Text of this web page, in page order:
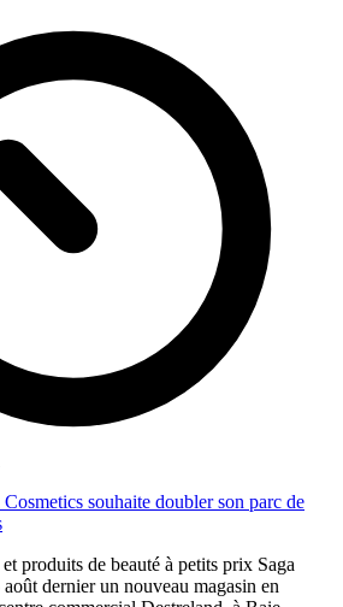
Cosmetics souhaite doubler son parc de
produits de beauté à petits prix Saga
dernier un nouveau magasin en